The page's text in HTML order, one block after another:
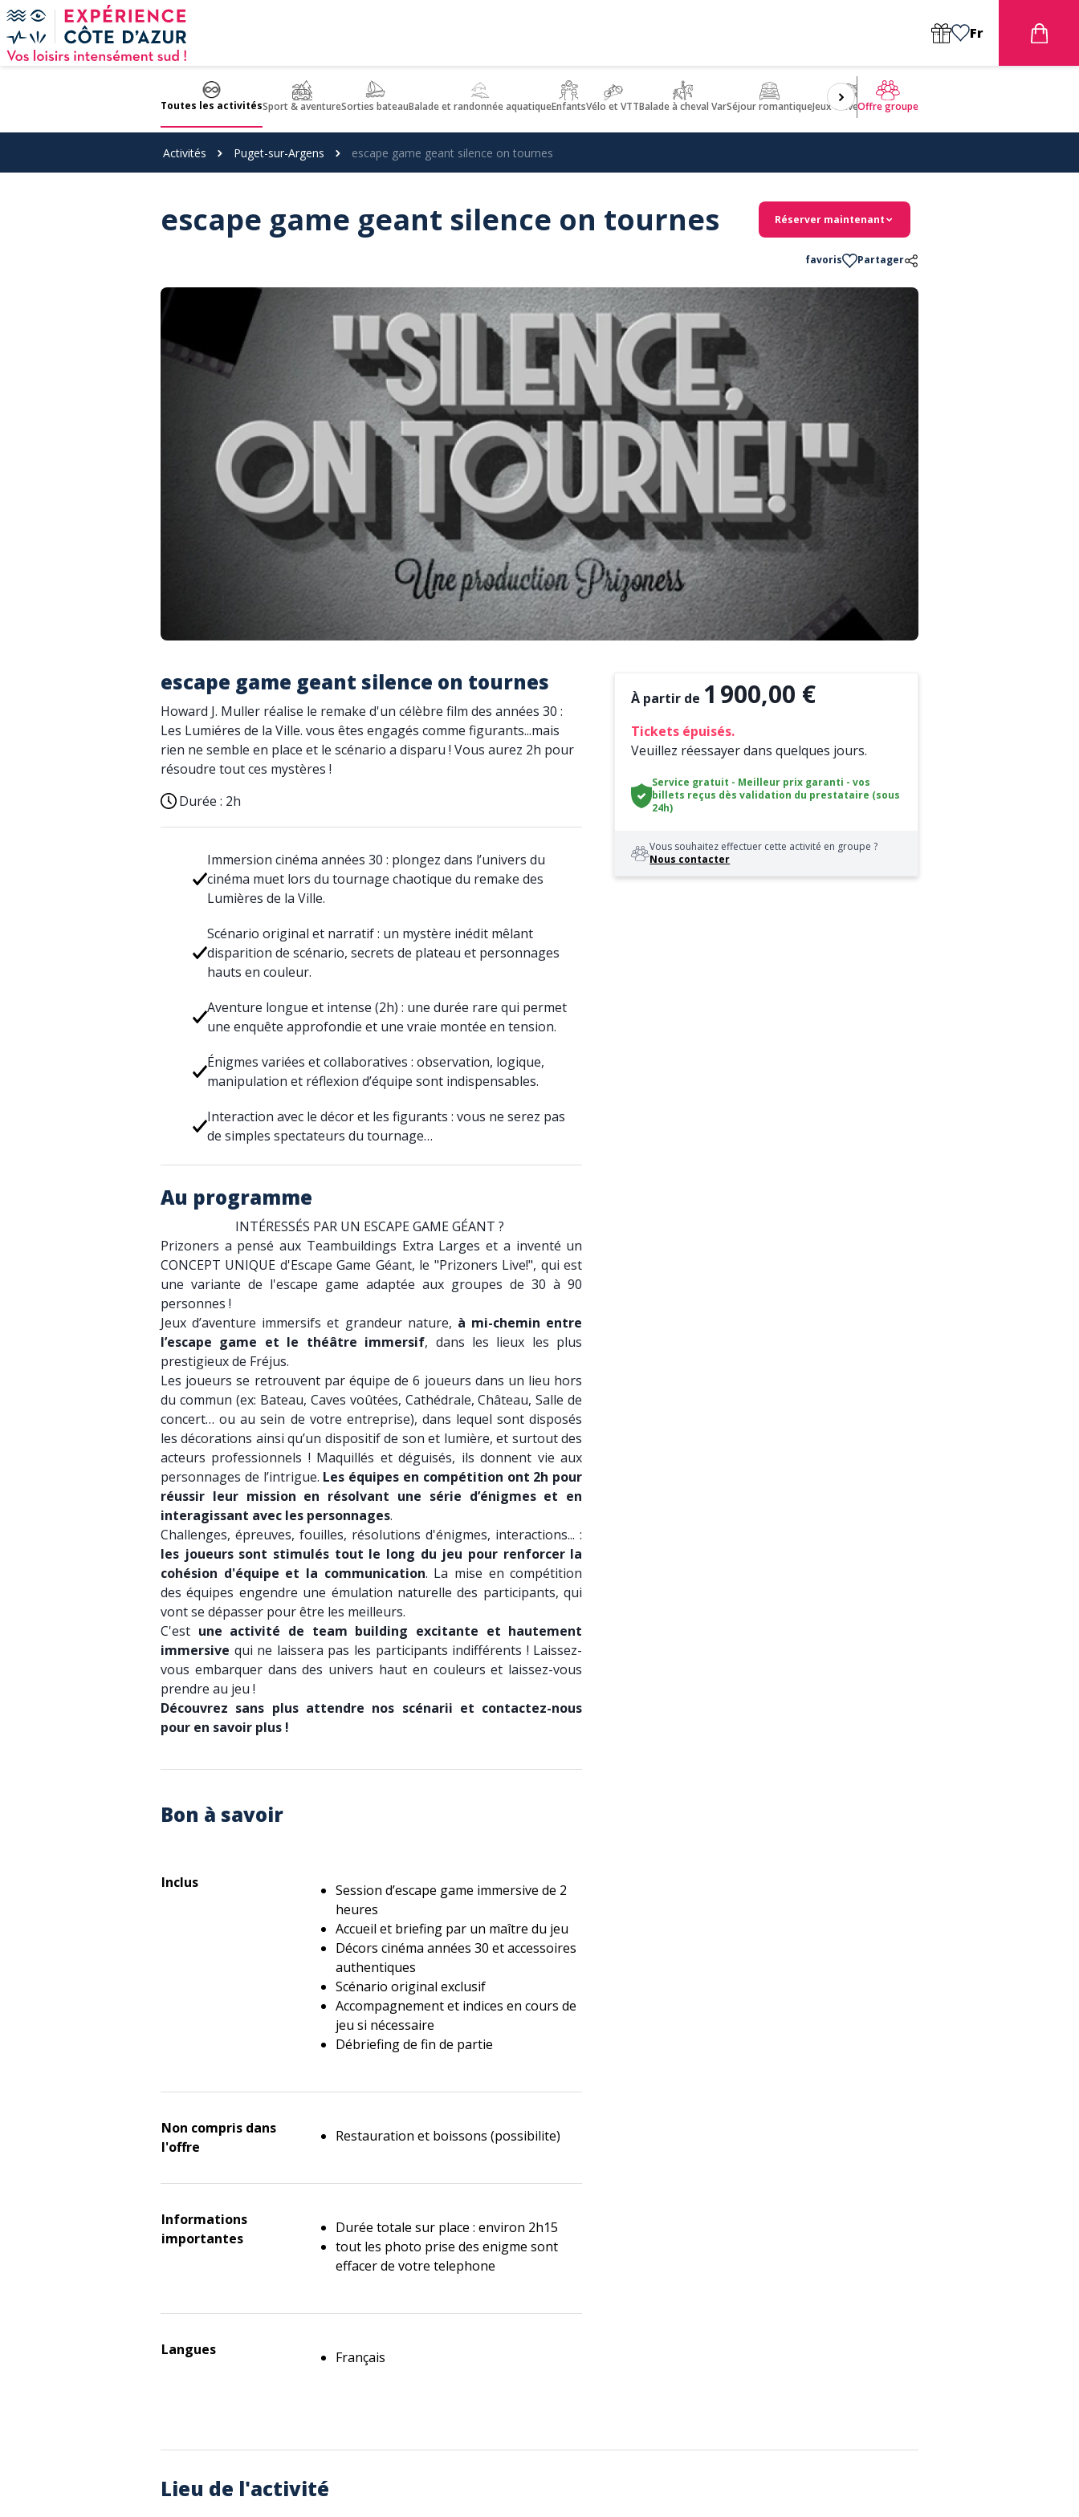
Panneau de gestion des cookies
Fr
Toutes les activitésSport & aventureSorties bateauBalade et randonnée aquatiqueEnfantsVélo et VTTBalade à cheval VarSéjour romantiqueJeux d'aventuresBien être
Offre groupe
Activités Puget-sur-Argens escape game geant silence on tournes
escape game geant silence on tournes Réserver maintenant
favoris Partager
escape game geant silence on tournes
Howard J. Muller réalise le remake d'un célèbre film des années 30 :
Les Lumiéres de la Ville. vous êtes engagés comme figurants...mais
rien ne semble en place et le scénario a disparu ! Vous aurez 2h pour
résoudre tout ces mystères !
Durée : 2h
Immersion cinéma années 30 : plongez dans l’univers du
cinéma muet lors du tournage chaotique du remake des
Lumières de la Ville.
Scénario original et narratif : un mystère inédit mêlant
disparition de scénario, secrets de plateau et personnages
hauts en couleur.
Aventure longue et intense (2h) : une durée rare qui permet
une enquête approfondie et une vraie montée en tension.
Énigmes variées et collaboratives : observation, logique,
manipulation et réflexion d’équipe sont indispensables.
Interaction avec le décor et les figurants : vous ne serez pas
de simples spectateurs du tournage…
Au programme
INTÉRESSÉS PAR UN ESCAPE GAME GÉANT ?
Prizoners a pensé aux Teambuildings Extra Larges et a inventé un
CONCEPT UNIQUE d'Escape Game Géant, le "Prizoners Live!", qui est
une variante de l'escape game adaptée aux groupes de 30 à 90
personnes !
Jeux d’aventure immersifs et grandeur nature, à mi-chemin entre
l’escape game et le théâtre immersif, dans les lieux les plus
prestigieux de Fréjus.
Les joueurs se retrouvent par équipe de 6 joueurs dans un lieu hors
du commun (ex: Bateau, Caves voûtées, Cathédrale, Château, Salle de
concert… ou au sein de votre entreprise), dans lequel sont disposés
les décorations ainsi qu’un dispositif de son et lumière, et surtout des
acteurs professionnels ! Maquillés et déguisés, ils donnent vie aux
personnages de l’intrigue. Les équipes en compétition ont 2h pour
réussir leur mission en résolvant une série d’énigmes et en
interagissant avec les personnages.
Challenges, épreuves, fouilles, résolutions d'énigmes, interactions... :
les joueurs sont stimulés tout le long du jeu pour renforcer la
cohésion d'équipe et la communication. La mise en compétition
des équipes engendre une émulation naturelle des participants, qui
vont se dépasser pour être les meilleurs.
C'est une activité de team building excitante et hautement
immersive qui ne laissera pas les participants indifférents ! Laissez-
vous embarquer dans des univers haut en couleurs et laissez-vous
prendre au jeu !
Découvrez sans plus attendre nos scénarii et contactez-nous
pour en savoir plus !
Bon à savoir
Inclus
Session d’escape game immersive de 2
heures
Accueil et briefing par un maître du jeu
Décors cinéma années 30 et accessoires
authentiques
Scénario original exclusif
Accompagnement et indices en cours de
jeu si nécessaire
Débriefing de fin de partie
Non compris dans
l'offre
Restauration et boissons (possibilite)
Informations
importantes
Durée totale sur place : environ 2h15
tout les photo prise des enigme sont
effacer de votre telephone
Langues Français
À partir de 1 900,00 €
Tickets épuisés.
Veuillez réessayer dans quelques jours.
Service gratuit - Meilleur prix garanti - vos
billets reçus dès validation du prestataire (sous
24h)
Vous souhaitez effectuer cette activité en groupe ?
Nous contacter
Lieu de l'activité